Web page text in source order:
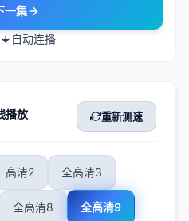
一集
自动连播
播放 重新测速
高清2 全高清3
全高清8 全高清9